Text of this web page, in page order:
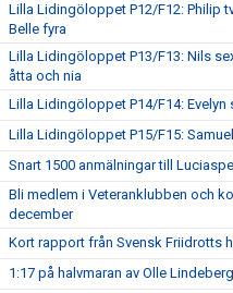
Lilla Lidingöloppet P12/F12: Philip
Belle fyra
Lilla Lidingöloppet P13/F13: Nils
åtta och nia
Lilla Lidingöloppet P14/F14: Evelyn
Lilla Lidingöloppet P15/F15:
Snart 1500 anmälningar till
Bli medlem i Veteranklubben och
december
Kort rapport från Svensk Friidrotts
1:17 på halvmaran av Olle Lindeberg